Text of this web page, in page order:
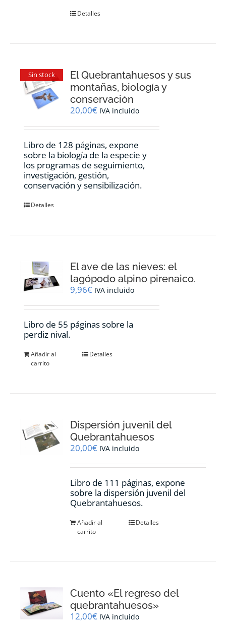
Detalles
Sin stock
El Quebrantahuesos y sus
montañas, biología y
conservación
20,00€ IVA incluido
Libro de 128 páginas, expone
sobre la biología de la especie y
los programas de seguimiento,
investigación, gestión,
conservación y sensibilización.
Detalles
El ave de las nieves: el
lagópodo alpino pirenaico.
9,96€ IVA incluido
Libro de 55 páginas sobre la
perdiz nival.
Añadir al
carrito
Detalles
Dispersión juvenil del
Quebrantahuesos
20,00€ IVA incluido
Libro de 111 páginas, expone
sobre la dispersión juvenil del
Quebrantahuesos.
Añadir al
carrito
Detalles
Cuento «El regreso del
quebrantahuesos»
12,00€ IVA incluido